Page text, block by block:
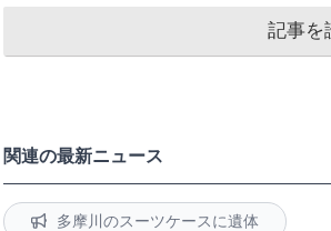
記事を
関連の最新ニュース
多摩川のスーツケースに遺体